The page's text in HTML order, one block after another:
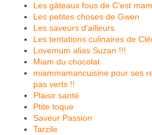
Les gâteaux fous de C'est
Les petites choses de Gwen
Les saveurs d'ailleurs
Les tentations culinaires de
Lovemum alias Suzan !!!
Miam du chocolat
miammamancuisine pour ses
pas verts !!
Plaisir santé
Ptite toque
Saveur Passion
Tarzile